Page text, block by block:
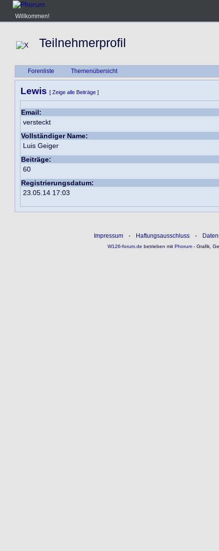
Willkommen!
Teilnehmerprofil
Forenliste Themenübersicht
Lewis [ Zeige alle Beiträge ]
Email:
versteckt
Vollständiger Name:
Luis Geiger
Beiträge:
60
Registrierungsdatum:
23.05.14 17:03
Impressum - Haftungsausschluss -
W126-forum.de betrieben mitPhorum- Grafik,